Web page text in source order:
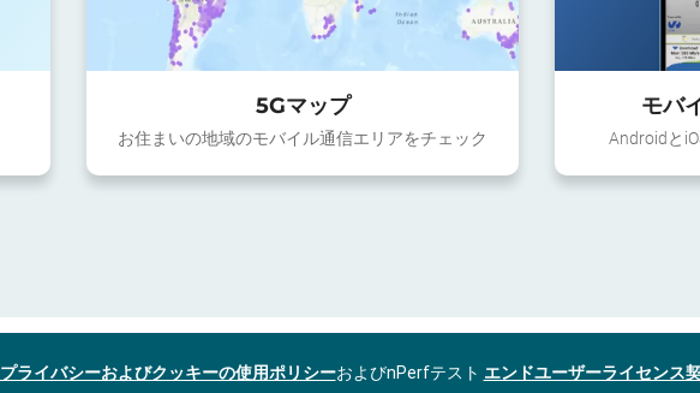
5Gマップ
お住まいの地域のモバイル通信エリアをチェック
モバ
Androidと
プライバシーおよびクッキーの使用ポリシーおよびnPerfテスト エンドユーザーライセンス